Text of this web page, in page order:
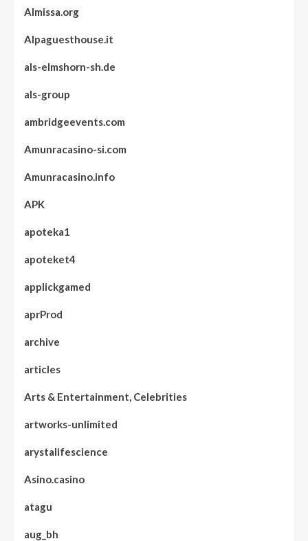
Almissa.org
Alpaguesthouse.it
als-elmshorn-sh.de
als-group
ambridgeevents.com
Amunracasino-si.com
Amunracasino.info
APK
apoteka1
apoteket4
applickgamed
aprProd
archive
articles
Arts & Entertainment, Celebrities
artworks-unlimited
arystalifescience
Asino.casino
atagu
aug_bh